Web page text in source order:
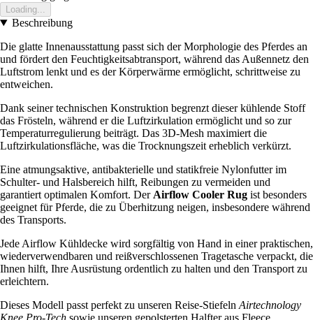
Loading...
Beschreibung
Die glatte Innenausstattung passt sich der Morphologie des Pferdes an
und fördert den Feuchtigkeitsabtransport, während das Außennetz den
Luftstrom lenkt und es der Körperwärme ermöglicht, schrittweise zu
entweichen.
Dank seiner technischen Konstruktion begrenzt dieser kühlende Stoff
das Frösteln, während er die Luftzirkulation ermöglicht und so zur
Temperaturregulierung beiträgt. Das 3D-Mesh maximiert die
Luftzirkulationsfläche, was die Trocknungszeit erheblich verkürzt.
Eine atmungsaktive, antibakterielle und statikfreie Nylonfutter im
Schulter- und Halsbereich hilft, Reibungen zu vermeiden und
garantiert optimalen Komfort. Der Airflow Cooler Rug ist besonders
geeignet für Pferde, die zu Überhitzung neigen, insbesondere während
des Transports.
Jede Airflow Kühldecke wird sorgfältig von Hand in einer praktischen,
wiederverwendbaren und reißverschlossenen Tragetasche verpackt, die
Ihnen hilft, Ihre Ausrüstung ordentlich zu halten und den Transport zu
erleichtern.
Dieses Modell passt perfekt zu unseren Reise-Stiefeln Airtechnology
Knee Pro-Tech sowie unseren gepolsterten Halfter aus Fleece.